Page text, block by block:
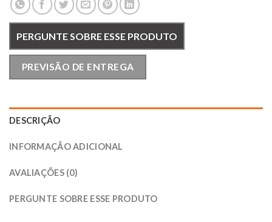
PERGUNTE SOBRE ESSE PRODUTO
PREVISÃO DE ENTREGA
DESCRIÇÃO
INFORMAÇÃO ADICIONAL
AVALIAÇÕES (0)
PERGUNTE SOBRE ESSE PRODUTO